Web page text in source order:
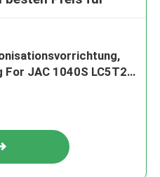
For JAC 1040S LC5T28